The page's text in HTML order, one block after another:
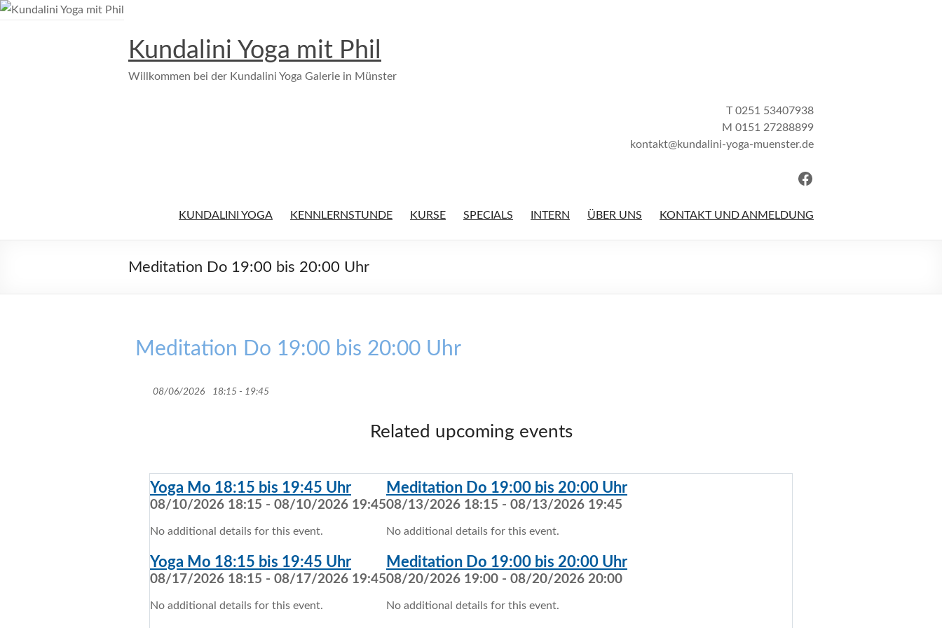
Zum
Kundalini Yoga mit Phil
Willkommen bei der Kundalini Yoga Galerie in Münster
T 0251 53407938
M 0151 27288899
kontakt@kundalini-yoga-muenster.de
Facebook
KUNDALINI YOGA KENNLERNSTUNDE KURSE SPECIALS INTERN ÜBER UNS KONTAKT UND ANMELDUNG
Meditation Do 19:00 bis 20:00 Uhr
Meditation Do 19:00 bis 20:00 Uhr
08/06/2026 18:15 - 19:45
Related upcoming events
Yoga Mo 18:15 bis 19:45 Uhr
08/10/2026 18:15 - 08/10/2026 19:45
No additional details for this event.
Meditation Do 19:00 bis 20:00 Uhr
08/13/2026 18:15 - 08/13/2026 19:45
No additional details for this event.
Yoga Mo 18:15 bis 19:45 Uhr
08/17/2026 18:15 - 08/17/2026 19:45
No additional details for this event.
Meditation Do 19:00 bis 20:00 Uhr
08/20/2026 19:00 - 08/20/2026 20:00
No additional details for this event.